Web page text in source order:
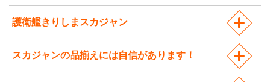
護衛艦きりしまスカジャン
スカジャンの品揃えには自信があります！